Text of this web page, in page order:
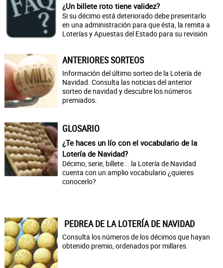
¿Un billete roto tiene validez?
Si su décimo está deteriorado debe presentarlo
en una administración para que ésta, la remita a
Loterías y Apuestas del Estado para su revisión
ANTERIORES SORTEOS
Información del último sorteo de la Lotería de
Navidad. Consulta las noticias del anterior
sorteo de navidad y descubre los números
premiados.
GLOSARIO
¿Te haces un lío con el vocabulario de la
Lotería de Navidad?
Décimo, serie, billete... la Lotería de Navidad
cuenta con un amplio vocabulario ¿quieres
conocerlo?
PEDREA DE LA LOTERÍA DE NAVIDAD
Consulta los números de los décimos que hayan
obtenido premio, ordenados por millares.